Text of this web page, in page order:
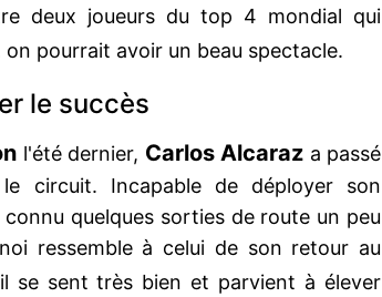
deux joueurs du top 4 mondial qui
on pourrait avoir un beau spectacle.
le succès
l'été dernier, Carlos Alcaraz a passé
circuit. Incapable de déployer son
quelques sorties de route un peu
ressemble à celui de son retour au
se sent très bien et parvient à élever